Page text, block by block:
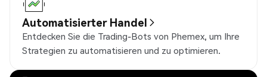
Automatisierter Handel
Entdecken Sie die Trading-Bots von Phemex, um Ihre
Strategien zu automatisieren und zu optimieren.